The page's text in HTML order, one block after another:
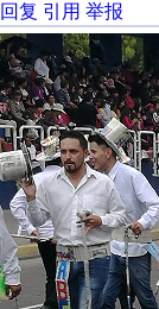
回复 引用 举报